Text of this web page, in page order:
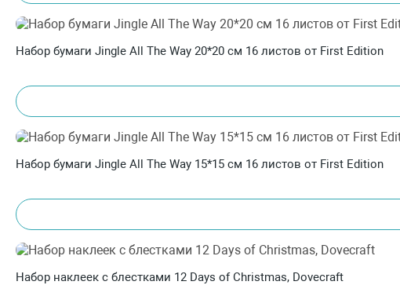
Набор бумаги Jingle All The Way 20*20 см 16 листов от First Edition
Набор бумаги Jingle All The Way 15*15 см 16 листов от First Edition
Набор наклеек с блестками 12 Days of Christmas, Dovecraft